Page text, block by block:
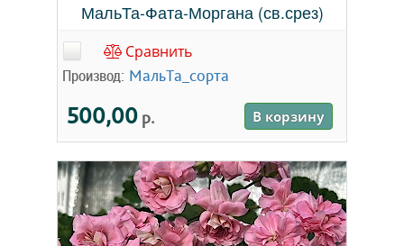
МальТа-Фата-Моргана (св.срез)
Сравнить
Производ: МальТа_сорта
500,00 р. В корзину